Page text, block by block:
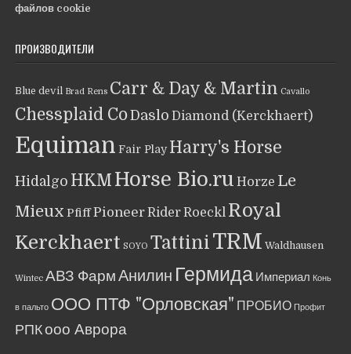
файлов cookie
ПРОИЗВОДИТЕЛИ
Blue devil Brad Rens Carr & Day & Martin Cavallo
Chessplaid CoDaslo Diamond (Kerckhaert)
Equiman Fair Play Harry's Horse
Hidalgo HKM Horse Bio.ru Horze Le
Mieux PfiffPioneerRiderRoeckl Royal
Kerckhaert SOYO TattiniTRM Waldhausen
Wintec АВЗ ФармАнилин Гермида Империал Конь
в пальто ООО ПТФ "Орловская" ПРОБИО Профит
РПКооо Аврора